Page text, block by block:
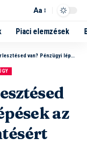
Aa
Piaci elemzések
Pénzügyi lépések az adósságcsökkentésért
az